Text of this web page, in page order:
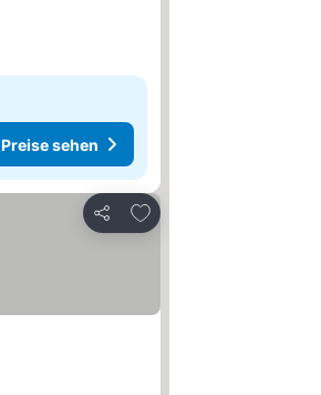
Preise sehen
Teilen
Zu Favoriten hinzufügen